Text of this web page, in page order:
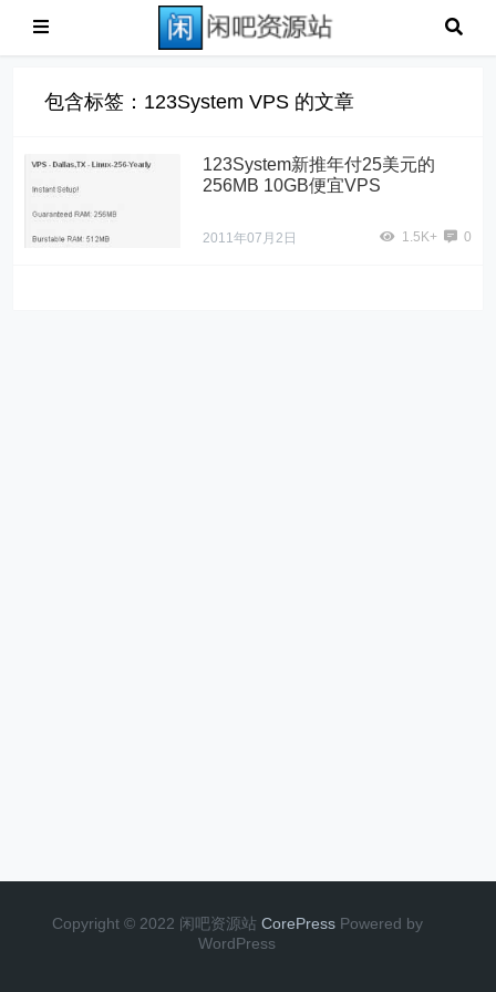
包含标签：123System VPS 的文章
123System新推年付25美元的
256MB 10GB便宜VPS
2011年07月2日 1.5K+ 0
Copyright © 2022 闲吧资源站 CorePress Powered by
WordPress